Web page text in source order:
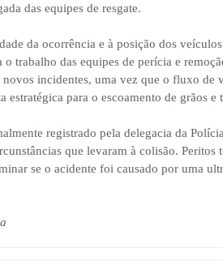
das equipes de resgate.
da ocorrência e à posição dos
o trabalho das equipes de perícia e
incidentes, uma vez que o fluxo de
estratégica para o escoamento de grãos
registrado pela delegacia da
que levaram à colisão.
se o acidente foi causado por uma